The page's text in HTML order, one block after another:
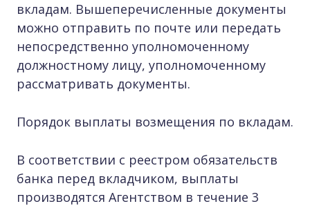
вкладам. Вышеперечисленные документы
можно отправить по почте или передать
непосредственно уполномоченному
должностному лицу, уполномоченному
рассматривать документы.
Порядок выплаты возмещения по вкладам.
В соответствии с реестром обязательств
банка перед вкладчиком, выплаты
производятся Агентством в течение 3